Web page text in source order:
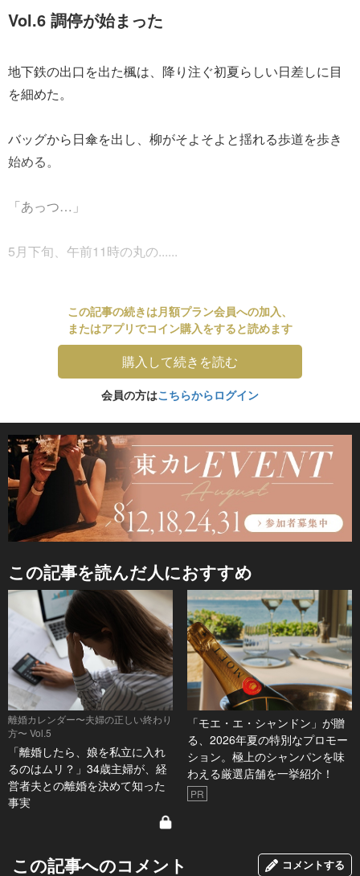
Vol.6 調停が始まった
地下鉄の出口を出た楓は、降り注ぐ初夏らしい日差しに目
を細めた。
バッグから日傘を出し、柳がそよそよと揺れる歩道を歩き
始める。
「あっつ…」
5月下旬、午前11時の丸の......
この記事の続きは月額プラン会員への加入、
またはアプリでコイン購入をすると読めます
購入して続きを読む
会員の方はこちらからログイン
この記事を読んだ人におすすめ
離婚カレンダー〜夫婦の正しい終わり
方〜 Vol.5
「離婚したら、娘を私立に入れ
るのはムリ？」34歳主婦が、経
営者夫との離婚を決めて知った
事実
「モエ・エ・シャンドン」が贈
る、2026年夏の特別なプロモー
ション。極上のシャンパンを味
わえる厳選店舗を一挙紹介！
PR
この記事へのコメント コメントする